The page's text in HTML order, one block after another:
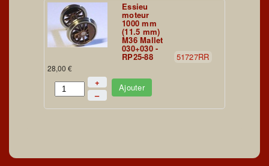
Essieu
moteur
1000 mm
(11.5 mm)
M36 Mallet
030+030 -
RP25-88 51727RR
28,00 €
+
–
Ajouter